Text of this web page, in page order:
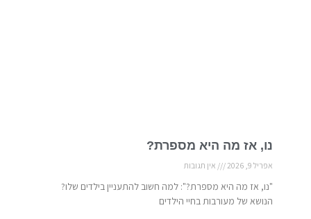
נו, אז מה היא מספרת?
אפריל 9, 2026 אין תגובות
"נו, אז מה היא מספרת?": למה חשוב להתעניין בילדים שלו?
הנושא של מעורבות בחיי הילדים